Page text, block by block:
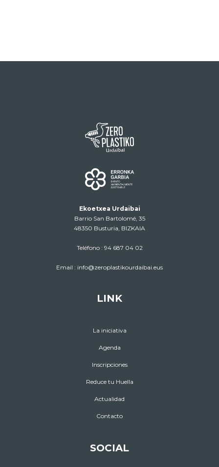
Ekoetxea Urdaibai
Barrio San Bartolomé, 35
48350 Busturia, BIZKAIA
Teléfono : 94 687 04 02
Email : info@zeroplastikourdaibai.eus
LINK
La iniciativa
Agenda
Inscripciones
Reduce tu Huella
Actualidad
Contacto
SOCIAL